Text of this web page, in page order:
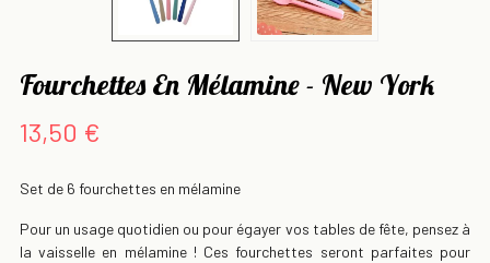
Fourchettes En Mélamine - New York
13,50 €
Set de 6 fourchettes en mélamine
Pour un usage quotidien ou pour égayer vos tables de fête, pensez à
la vaisselle en mélamine ! Ces fourchettes seront parfaites pour